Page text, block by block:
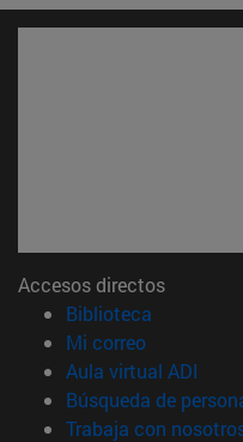
Accesos directos
Biblioteca
Mi correo(abre en
Aula virtual ADI
Búsqueda de
Trabaja con